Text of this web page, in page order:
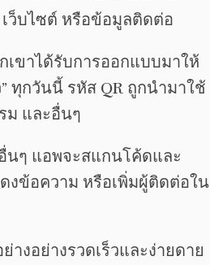
ว็บไซต์ หรือข้อมูลติดต่อ
ขาได้รับการออกแบบมาให้
ทุกวันนี้ รหัส QR ถูกนำมาใช้
ม และอื่นๆ
นๆ แอพจะสแกนโค้ดและ
งข้อความ หรือเพิ่มผู้ติดต่อใน
งอย่างรวดเร็วและง่ายดาย